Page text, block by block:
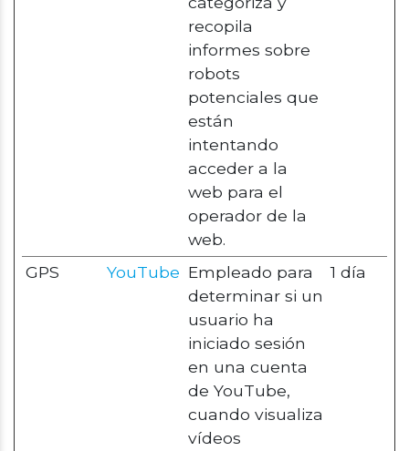
recopila
informes sobre
robots
potenciales que
están
intentando
acceder a la
web para el
operador de la
web.
GPS YouTube Empleado para
determinar si un
usuario ha
iniciado sesión
en una cuenta
de YouTube,
cuando visualiza
vídeos
1 día